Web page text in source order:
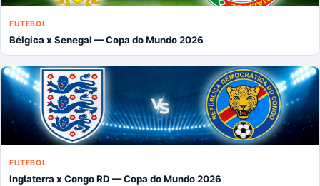
FUTEBOL
Bélgica x Senegal — Copa do Mundo 2026
FUTEBOL
Inglaterra x Congo RD — Copa do Mundo 2026